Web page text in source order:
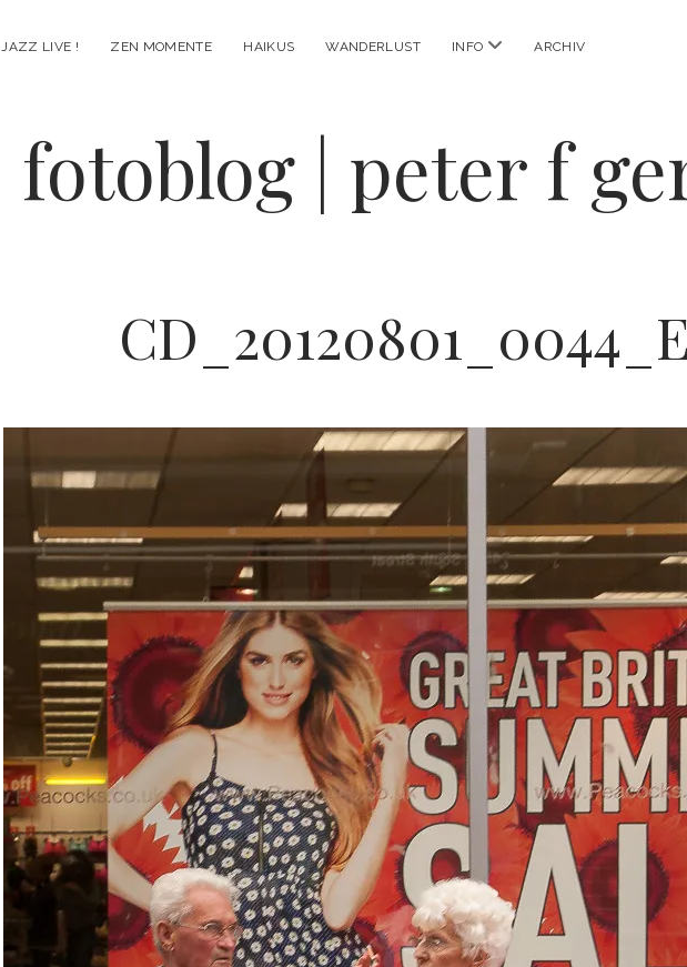
JAZZ LIVE ! ZEN MOMENTE HAIKUS WANDERLUST INFO Menü
ARCHIV
fotoblog | peter f